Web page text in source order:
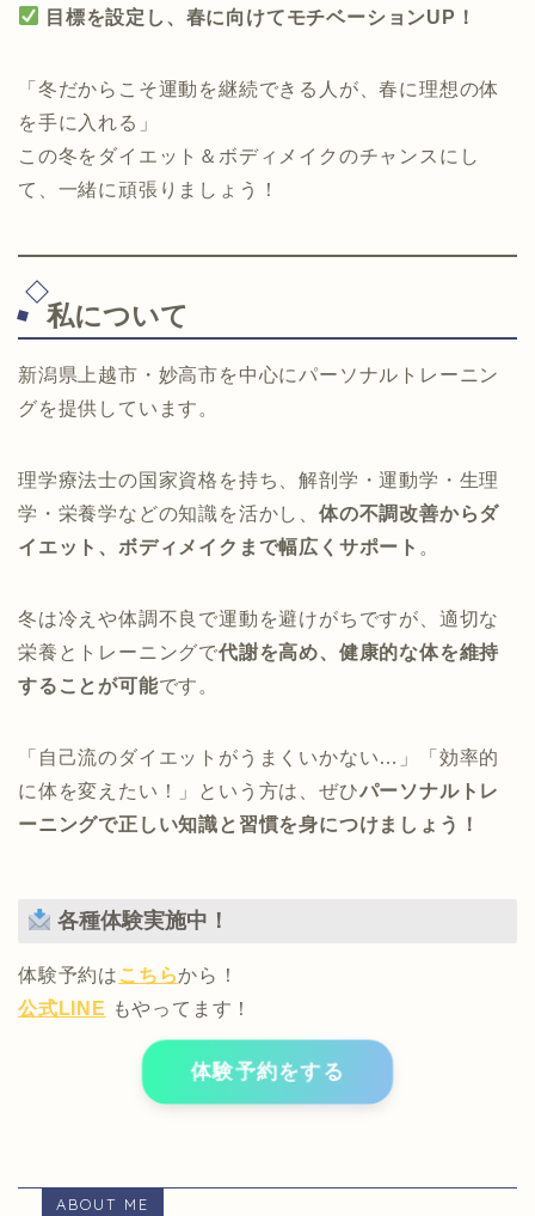
目標を設定し、春に向けてモチベーションUP！
「冬だからこそ運動を継続できる人が、春に理想の体
を手に入れる」
この冬をダイエット＆ボディメイクのチャンスにし
て、一緒に頑張りましょう！
私について
新潟県上越市・妙高市を中心にパーソナルトレーニン
グを提供しています。
理学療法士の国家資格を持ち、解剖学・運動学・生理
学・栄養学などの知識を活かし、 体の不調改善からダ
イエット、ボディメイクまで幅広くサポート 。
冬は冷えや体調不良で運動を避けがちですが、適切な
栄養とトレーニングで代謝を高め、健康的な体を維持
することが可能です。
「自己流のダイエットがうまくいかない…」「効率的
に体を変えたい！」という方は、ぜひパーソナルトレ
ーニングで正しい知識と習慣を身につけましょう！
各種体験実施中！
体験予約は こちらから！
公式LINE もやってます！
体験予約をする
ABOUT ME